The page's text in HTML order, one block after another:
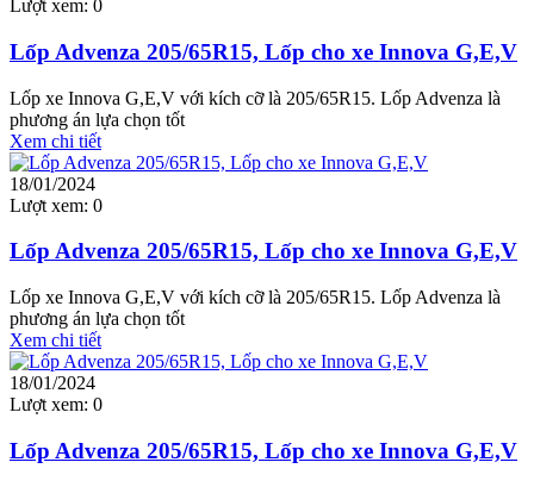
Lượt xem: 0
Lốp Advenza 205/65R15, Lốp cho xe Innova G,E,V
Lốp xe Innova G,E,V với kích cỡ là 205/65R15. Lốp Advenza là
phương án lựa chọn tốt
Xem chi tiết
18/01/2024
Lượt xem: 0
Lốp Advenza 205/65R15, Lốp cho xe Innova G,E,V
Lốp xe Innova G,E,V với kích cỡ là 205/65R15. Lốp Advenza là
phương án lựa chọn tốt
Xem chi tiết
18/01/2024
Lượt xem: 0
Lốp Advenza 205/65R15, Lốp cho xe Innova G,E,V